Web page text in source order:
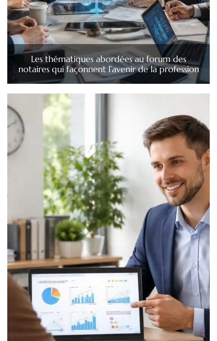
Les thématiques abordées au forum des
notaires qui façonnent l’avenir de la profession